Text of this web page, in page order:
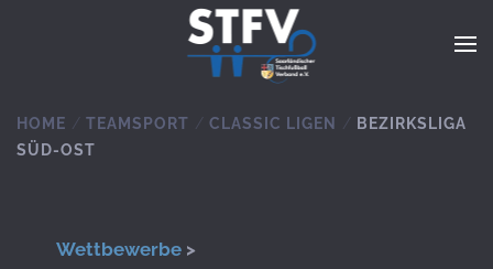
Zum Hauptinhalt springen
HOME TEAMSPORT CLASSIC LIGEN
BEZIRKSLIGA
SÜD-OST
Wettbewerbe >